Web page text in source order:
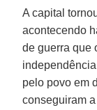
A capital
acontecendo
de guerra que
pelo povo em
conseguiram